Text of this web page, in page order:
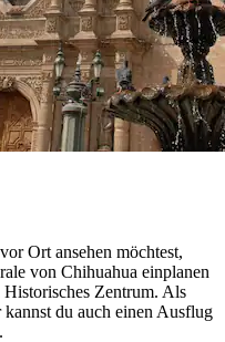
Ort ansehen möchtest,
von Chihuahua einplanen
Zentrum. Als
du auch einen Ausflug